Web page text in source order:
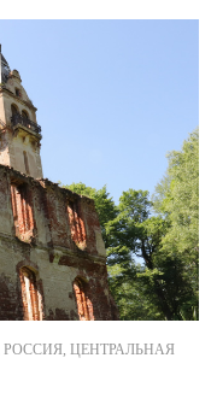
РОССИЯ, ЦЕНТРАЛЬНАЯ